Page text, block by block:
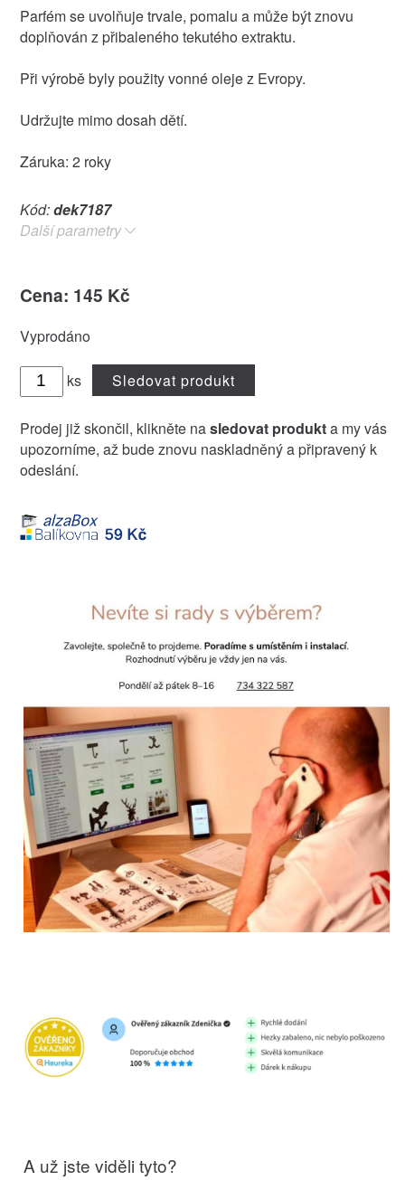
Parfém se uvolňuje trvale, pomalu a může být znovu
doplňován z přibaleného tekutého extraktu.
Při výrobě byly použity vonné oleje z Evropy.
Udržujte mimo dosah dětí.
Záruka: 2 roky
Kód:dek7187
Další parametry
Cena: 145 Kč
Vyprodáno
ks Sledovat produkt
Prodej již skončil, klikněte nasledovat produkta my vás
upozorníme, až bude znovu naskladněný a připravený k
odeslání.
A už jste viděli tyto?